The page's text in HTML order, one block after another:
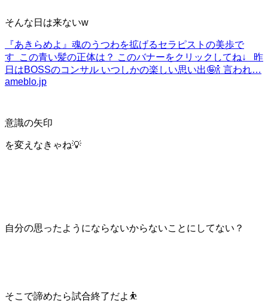
そんな日は来ないw
『あきらめよ』 魂のうつわを拡げるセラピストの美歩で
す この青い髪の正体は？ このバナーをクリックしてね↓ 昨
日はBOSSのコンサル いつしかの楽しい思い出🤪🍾 言われ…
ameblo.jp
意識の矢印
を変えなきゃね💡
自分の思ったようにならないからないことにしてない？
そこで諦めたら試合終了だよ⛹️